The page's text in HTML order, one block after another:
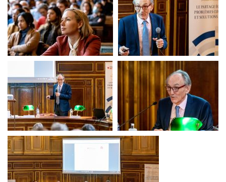
Clôture chaire Clôture chaire
Clôture chaire Clôture chaire